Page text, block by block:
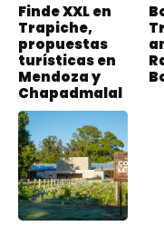
Finde XXL en
Trapiche,
propuestas
turísticas en
Mendoza y
Chapadmalal